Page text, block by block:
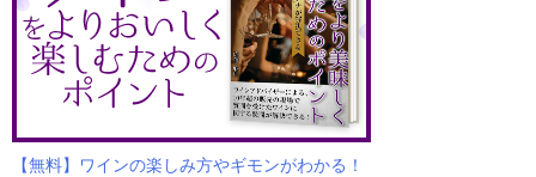
【無料】ワインの楽しみ方やギモンがわかる！